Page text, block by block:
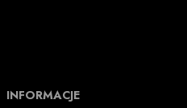
INFORMACJE